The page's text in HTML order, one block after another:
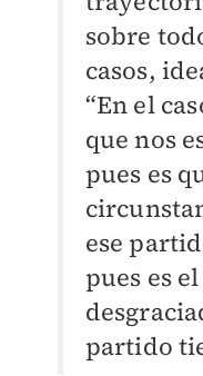
sobre
casos,
“En el
que nos
pues es
ese
pues es
partido